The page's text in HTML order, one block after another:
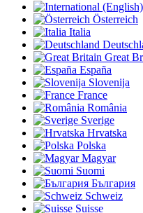
Österreich
Italia
Great
España
Slovenija
France
România
Sverige
Hrvatska
Polska
Magyar
Suomi
България
Schweiz
Suisse